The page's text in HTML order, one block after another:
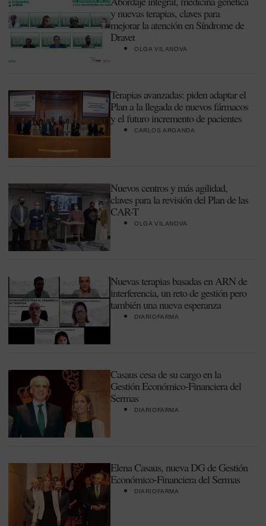
y nuevas terapias, claves para
mejorar la atención en Síndrome de
Dravet
OLGA VILANOVA
Terapias avanzadas: piden adaptar el
Plan a la llegada de nuevos fármacos
y el futuro incremento de pacientes
CARLOS ARGANDA
Nuevos centros y más agilidad,
claves para la revisión del Plan de las
CAR-T
OLGA VILANOVA
Nuevas terapias basadas en ARN de
interferencia, un reto de gestión pero
también una nueva esperanza
DIARIOFARMA
Casaus cesa de su cargo en la
Gestión Económico-Financiera del
Sermas
DIARIOFARMA
Elena Casaus, nueva DG de Gestión
Económico-Financiera del Sermas
DIARIOFARMA